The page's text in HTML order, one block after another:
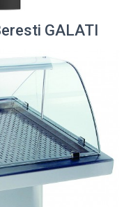
GALATI